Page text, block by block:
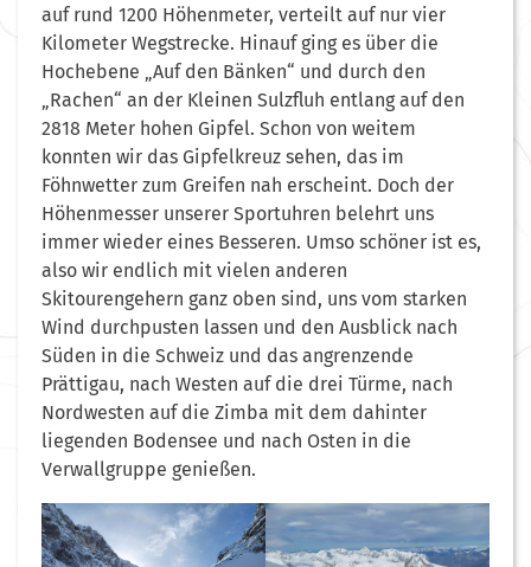
auf rund 1200 Höhenmeter, verteilt auf nur vier
Kilometer Wegstrecke. Hinauf ging es über die
Hochebene „Auf den Bänken“ und durch den
„Rachen“ an der Kleinen Sulzfluh entlang auf den
2818 Meter hohen Gipfel. Schon von weitem
konnten wir das Gipfelkreuz sehen, das im
Föhnwetter zum Greifen nah erscheint. Doch der
Höhenmesser unserer Sportuhren belehrt uns
immer wieder eines Besseren. Umso schöner ist es,
also wir endlich mit vielen anderen
Skitourengehern ganz oben sind, uns vom starken
Wind durchpusten lassen und den Ausblick nach
Süden in die Schweiz und das angrenzende
Prättigau, nach Westen auf die drei Türme, nach
Nordwesten auf die Zimba mit dem dahinter
liegenden Bodensee und nach Osten in die
Verwallgruppe genießen.